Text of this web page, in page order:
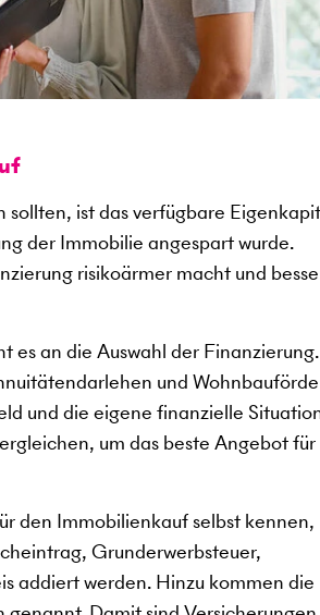
ist das verfügbare
der Immobilie angespart wurde.
risikoärmer macht und
es an die Auswahl der
und
und die eigene finanzielle
um das beste Angebot für
den Immobilienkauf selbst kennen,
Grunderwerbsteuer,
addiert werden. Hinzu kommen die